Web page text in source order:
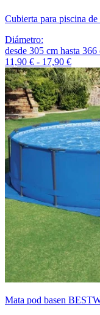
Cubierta para piscina
Diámetro:
desde 305 cm hasta 366
11,90 € - 17,90 €
Mata pod basen